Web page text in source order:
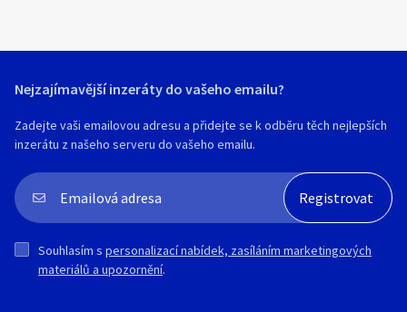
Nejzajímavější inzeráty do vašeho emailu?
Zadejte vaši emailovou adresu a přidejte se k odběru těch nejlepších
inzerátu z našeho serveru do vašeho emailu.
Souhlasím s personalizací nabídek, zasíláním marketingových
materiálů a upozornění.